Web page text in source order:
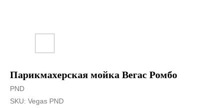
Парикмахерская мойка Вегас Ромбо
PND
SKU: Vegas PND